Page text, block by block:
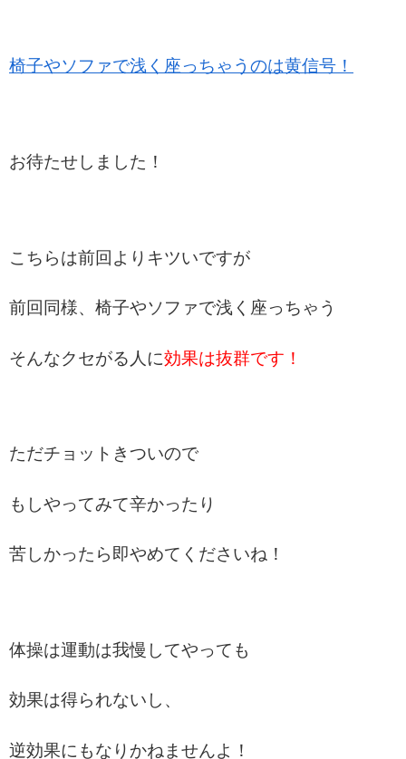
椅子やソファで浅く座っちゃうのは黄信号！
お待たせしました！
こちらは前回よりキツいですが
前回同様、椅子やソファで浅く座っちゃう
そんなクセがる人に効果は抜群です！
ただチョットきついので
もしやってみて辛かったり
苦しかったら即やめてくださいね！
体操は運動は我慢してやっても
効果は得られないし、
逆効果にもなりかねませんよ！